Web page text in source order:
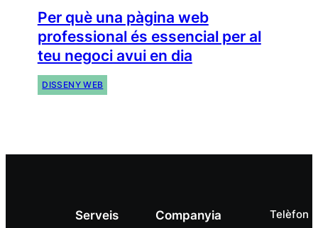
Per què una pàgina web
professional és essencial per al
teu negoci avui en dia
DISSENY WEB
Serveis Companyia Telèfon